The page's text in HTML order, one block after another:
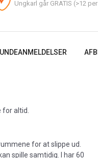
Ungkarl går GRATIS (>12
altid.
for at slippe ud.
spille samtidig. I har 60